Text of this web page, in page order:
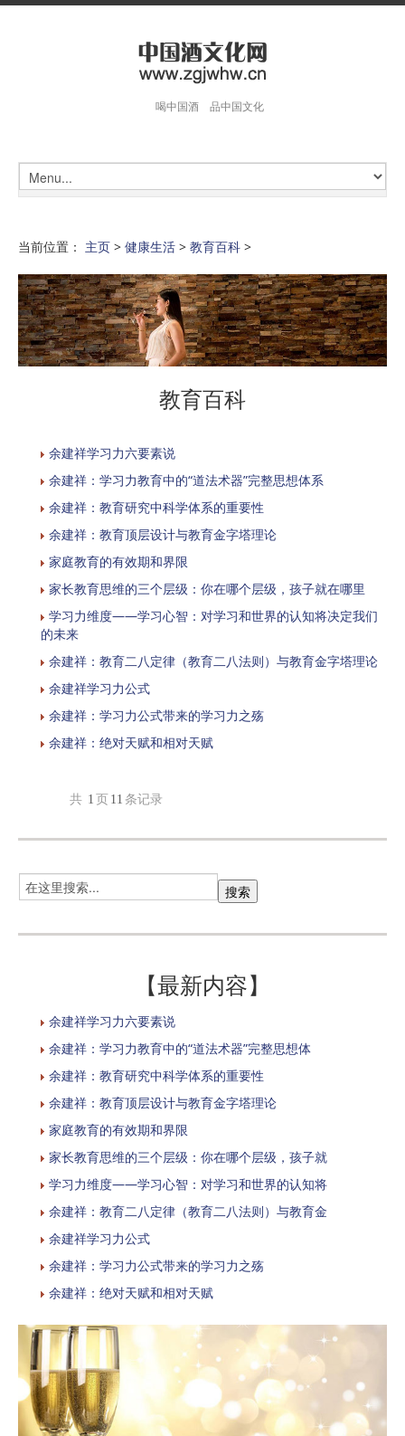
喝中国酒 品中国文化
当前位置： 主页 > 健康生活 > 教育百科 >
教育百科
余建祥学习力六要素说
余建祥：学习力教育中的“道法术器”完整思想体系
余建祥：教育研究中科学体系的重要性
余建祥：教育顶层设计与教育金字塔理论
家庭教育的有效期和界限
家长教育思维的三个层级：你在哪个层级，孩子就在哪里
学习力维度——学习心智：对学习和世界的认知将决定我们
的未来
余建祥：教育二八定律（教育二八法则）与教育金字塔理论
余建祥学习力公式
余建祥：学习力公式带来的学习力之殇
余建祥：绝对天赋和相对天赋
共 1 页 11 条记录
【最新内容】
余建祥学习力六要素说
余建祥：学习力教育中的“道法术器”完整思想体
余建祥：教育研究中科学体系的重要性
余建祥：教育顶层设计与教育金字塔理论
家庭教育的有效期和界限
家长教育思维的三个层级：你在哪个层级，孩子就
学习力维度——学习心智：对学习和世界的认知将
余建祥：教育二八定律（教育二八法则）与教育金
余建祥学习力公式
余建祥：学习力公式带来的学习力之殇
余建祥：绝对天赋和相对天赋